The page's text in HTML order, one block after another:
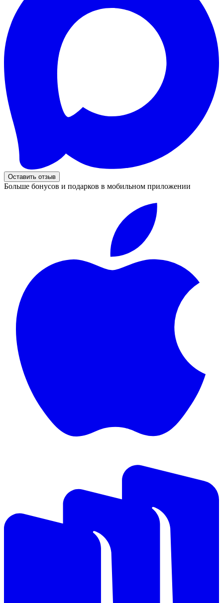
Оставить отзыв
Больше бонусов и подарков в мобильном приложении